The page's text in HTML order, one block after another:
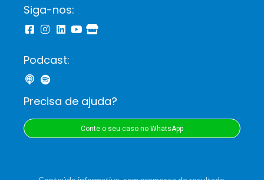
Siga-nos:
Podcast:
Precisa de ajuda?
Conte o seu caso no WhatsApp